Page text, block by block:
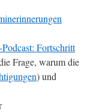
Fortschritt
Frage, warum die
) und